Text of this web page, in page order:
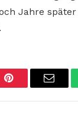
Jahre
Pinterest Email